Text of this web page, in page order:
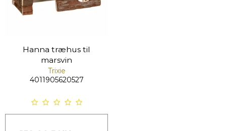
Hanna træhus til
marsvin
Trixie
4011905620527